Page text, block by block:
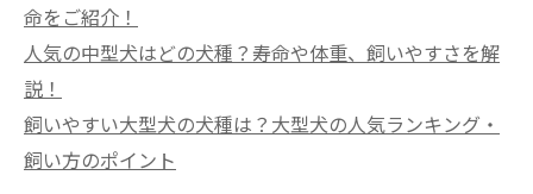
命をご紹介！
人気の中型犬はどの犬種？寿命や体重、飼いやすさを解
説！
飼いやすい大型犬の犬種は？大型犬の人気ランキング・
飼い方のポイント